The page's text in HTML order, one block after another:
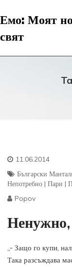
Емо: Моят
свят
11.06.2014
Български
Непотребно | Пари |
Popov
Ненужно,
„- Защо го купи,
Така разсъждава